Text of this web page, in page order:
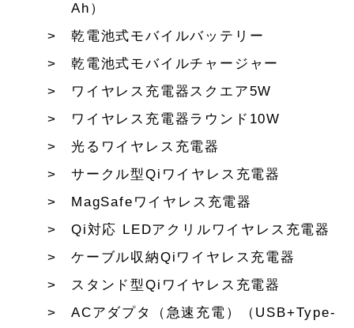
Ah）
乾電池式モバイルバッテリー
乾電池式モバイルチャージャー
ワイヤレス充電器スクエア5W
ワイヤレス充電器ラウンド10W
光るワイヤレス充電器
サークル型Qiワイヤレス充電器
MagSafeワイヤレス充電器
Qi対応 LEDアクリルワイヤレス充電器
ケーブル収納Qiワイヤレス充電器
スタンド型Qiワイヤレス充電器
ACアダプタ（急速充電）（USB+Type-